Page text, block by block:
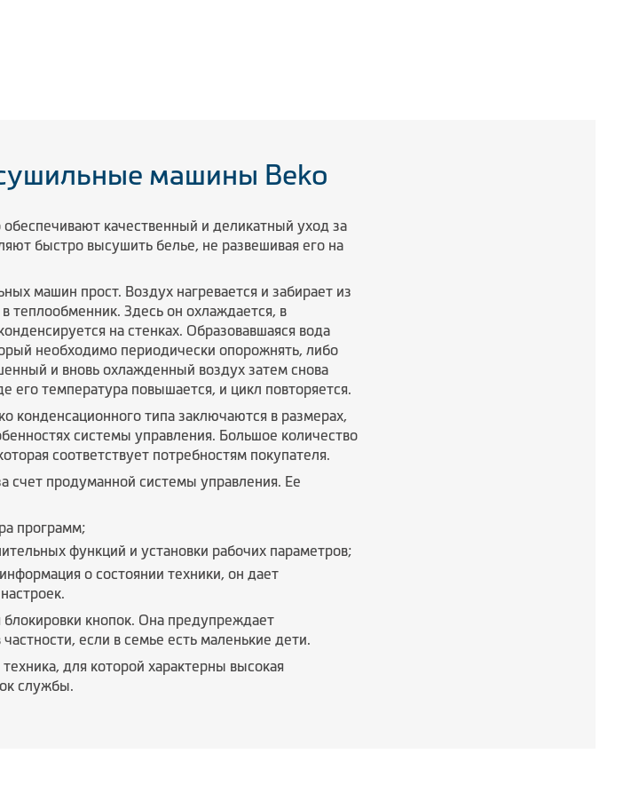
машины Beko
качественный и деликатный уход за
быстро высушить белье, не развешивая его на
машин прост. Воздух нагревается и забирает из
теплообменник. Здесь он охлаждается, в
на стенках. Образовавшаяся вода
необходимо периодически опорожнять, либо
и вновь охлажденный воздух затем снова
его температура повышается, и цикл повторяется.
типа заключаются в размерах,
системы управления. Большое количество
соответствует потребностям покупателя.
счет продуманной системы управления. Ее
программ;
функций и установки рабочих параметров;
о состоянии техники, он дает
кнопок. Она предупреждает
если в семье есть маленькие дети.
для которой характерны высокая
службы.